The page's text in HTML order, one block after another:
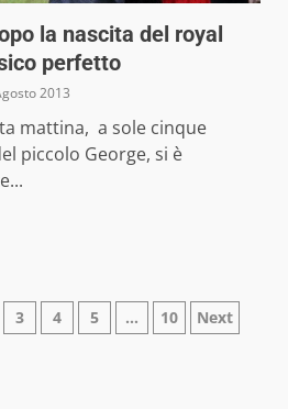
la nascita del royal
perfetto
2013
mattina, a sole cinque
piccolo George, si è
3 4 5 … 10 Next